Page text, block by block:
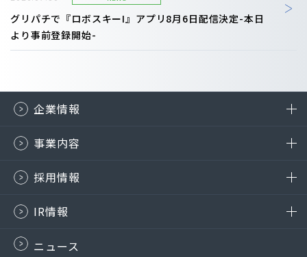
グリパチで『ロボスキーI』アプリ8月6日配信決定-本日
より事前登録開始-
企業情報
事業内容
採用情報
IR情報
ニュース